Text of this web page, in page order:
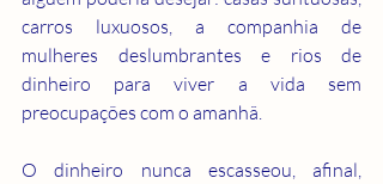
carros luxuosos, a companhia de
mulheres deslumbrantes e rios de
dinheiro para viver a vida sem
preocupações com o amanhã.
O dinheiro nunca escasseou, afinal,